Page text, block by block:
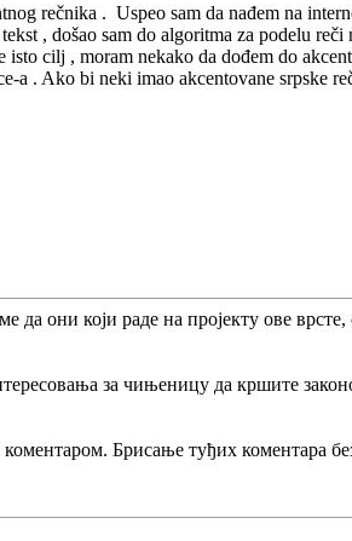
rečnika . Uspeo sam da nađem na
, došao sam do algoritma za podelu
isto cilj , moram nekako da dođem do
. Ako bi neki imao akcentovane srpske
да они који раде на пројекту ове
за чињеницу да кршите
Брисање туђих коментара